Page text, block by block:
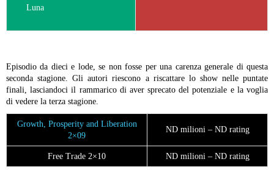
Luna
Episodio da dieci e lode, se non fosse per una carenza generale di questa
seconda stagione. Gli autori riescono a riscattare lo show nelle puntate
finali, lasciandoci il rammarico di aver sprecato del potenziale e la voglia
di vedere la terza stagione.
Growth, Prosperity and Liberation
2×09
ND milioni – ND rating
Free Trade 2×10 ND milioni – ND rating